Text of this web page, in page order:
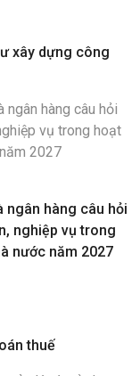
xây dựng công
ngân hàng câu hỏi
nghiệp vụ trong
nước năm 2027
thuế